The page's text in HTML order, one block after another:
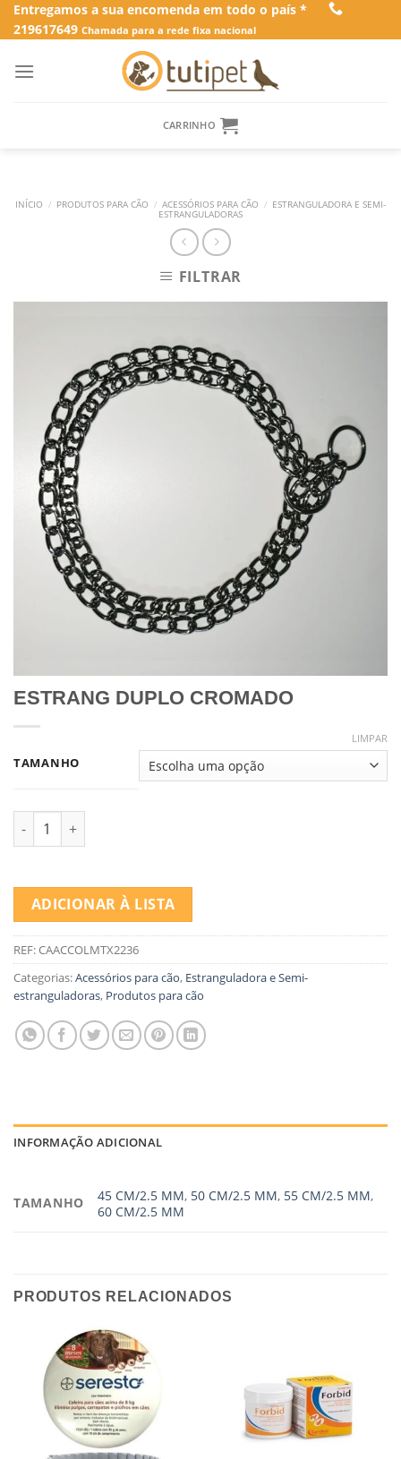
SkipEntregamos a sua encomenda em todo o país *
219617649 Chamada para a rede fixa nacional
CARRINHO
INÍCIO / PRODUTOS PARA CÃO / ACESSÓRIOS PARA CÃO / ESTRANGULADORA E SEMI-
ESTRANGULADORAS
FILTRAR
ESTRANG DUPLO CROMADO
TAMANHO
LIMPAR
Quantidade de ESTRANG DUPLO CROMADO
ADICIONAR À LISTA
REF:CAACCOLMTX2236
Categorias:Acessórios para cão, Estranguladora e Semi-
estranguladoras, Produtos para cão
INFORMAÇÃO ADICIONAL
TAMANHO 45 CM/2.5 MM, 50 CM/2.5 MM, 55 CM/2.5 MM,
60 CM/2.5 MM
PRODUTOS RELACIONADOS